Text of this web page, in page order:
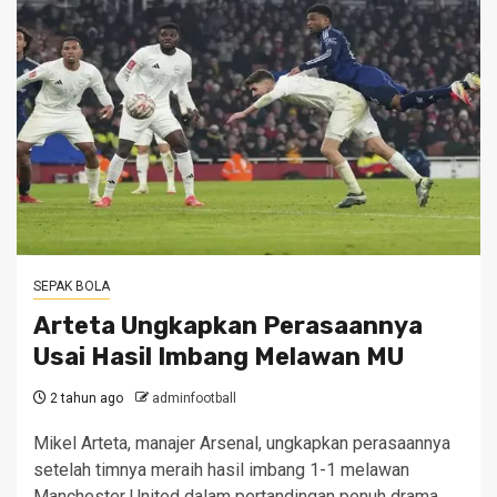
SEPAK BOLA
Arteta Ungkapkan Perasaannya
Usai Hasil Imbang Melawan MU
2 tahun ago adminfootball
Mikel Arteta, manajer Arsenal, ungkapkan perasaannya
setelah timnya meraih hasil imbang 1-1 melawan